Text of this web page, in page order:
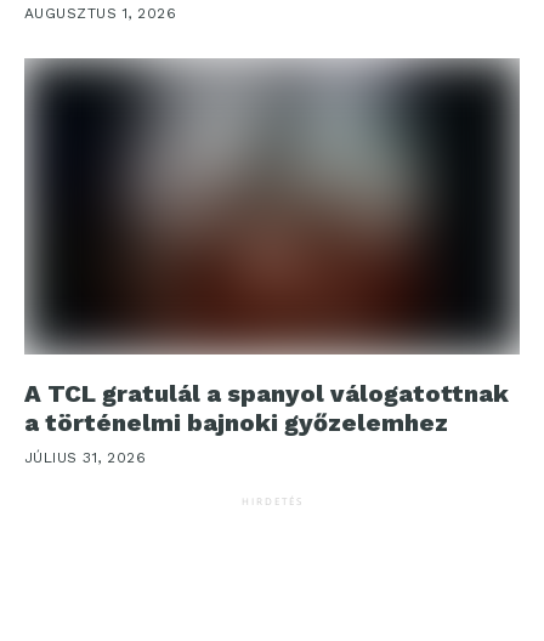
AUGUSZTUS 1, 2026
A TCL gratulál a spanyol válogatottnak
a történelmi bajnoki győzelemhez
JÚLIUS 31, 2026
HIRDETÉS